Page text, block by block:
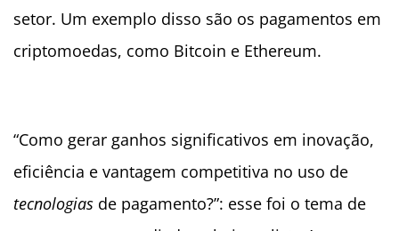
setor. Um exemplo disso são os pagamentos em
criptomoedas, como Bitcoin e Ethereum.
“Como gerar ganhos significativos em inovação,
eficiência e vantagem competitiva no uso de
tecnologias de pagamento?”: esse foi o tema de